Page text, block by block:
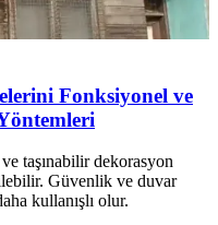
Fonksiyonel ve
taşınabilir dekorasyon
Güvenlik ve duvar
kullanışlı olur.